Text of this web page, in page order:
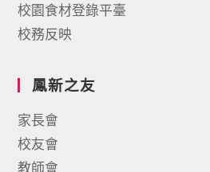
校園食材登錄平臺
校務反映
鳳新之友
家長會
校友會
教師會